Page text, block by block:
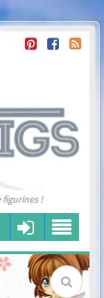
figurines !